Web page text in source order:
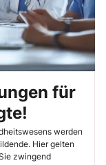
für
werden
Hier gelten
zwingend